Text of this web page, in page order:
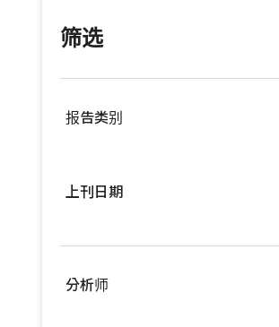
筛选
报告类别
亚洲供应链
宽频与无线
上刊日期
分析师